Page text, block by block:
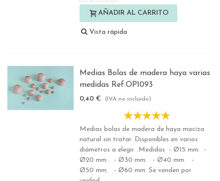
AÑADIR AL CARRITO
Vista rápida
Medias Bolas de madera haya varias
medidas Ref.OP1093
0,40 € (IVA no incluido)
Medias bolas de madera de haya maciza
natural sin tratar. Disponibles en varios
diámetros a elegir. .Medidas - Ø15 mm. -
Ø20 mm. - Ø30 mm. - Ø40 mm. -
Ø50 mm. - Ø60 mm. Se venden por